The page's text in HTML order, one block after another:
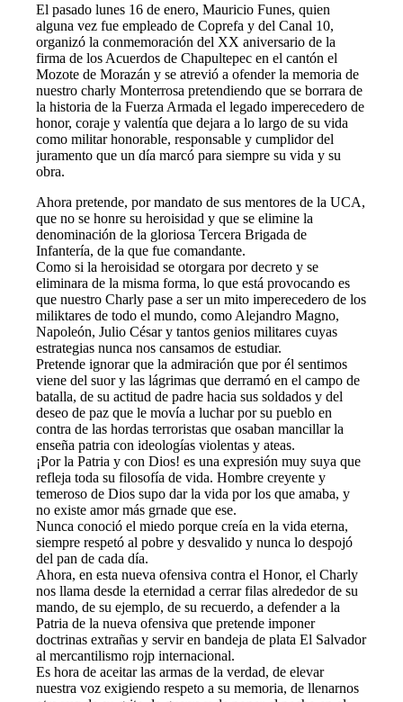
El pasado lunes 16 de enero, Mauricio Funes, quien
alguna vez fue empleado de Coprefa y del Canal 10,
organizó la conmemoración del XX aniversario de la
firma de los Acuerdos de Chapultepec en el cantón el
Mozote de Morazán y se atrevió a ofender la memoria de
nuestro charly Monterrosa pretendiendo que se borrara de
la historia de la Fuerza Armada el legado imperecedero de
honor, coraje y valentía que dejara a lo largo de su vida
como militar honorable, responsable y cumplidor del
juramento que un día marcó para siempre su vida y su
obra.
Ahora pretende, por mandato de sus mentores de la UCA,
que no se honre su heroisidad y que se elimine la
denominación de la gloriosa Tercera Brigada de
Infantería, de la que fue comandante.
Como si la heroisidad se otorgara por decreto y se
eliminara de la misma forma, lo que está provocando es
que nuestro Charly pase a ser un mito imperecedero de los
miliktares de todo el mundo, como Alejandro Magno,
Napoleón, Julio César y tantos genios militares cuyas
estrategias nunca nos cansamos de estudiar.
Pretende ignorar que la admiración que por él sentimos
viene del suor y las lágrimas que derramó en el campo de
batalla, de su actitud de padre hacia sus soldados y del
deseo de paz que le movía a luchar por su pueblo en
contra de las hordas terroristas que osaban mancillar la
enseña patria con ideologías violentas y ateas.
¡Por la Patria y con Dios! es una expresión muy suya que
refleja toda su filosofía de vida. Hombre creyente y
temeroso de Dios supo dar la vida por los que amaba, y
no existe amor más grnade que ese.
Nunca conoció el miedo porque creía en la vida eterna,
siempre respetó al pobre y desvalido y nunca lo despojó
del pan de cada día.
Ahora, en esta nueva ofensiva contra el Honor, el Charly
nos llama desde la eternidad a cerrar filas alrededor de su
mando, de su ejemplo, de su recuerdo, a defender a la
Patria de la nueva ofensiva que pretende imponer
doctrinas extrañas y servir en bandeja de plata El Salvador
al mercantilismo rojp internacional.
Es hora de aceitar las armas de la verdad, de elevar
nuestra voz exigiendo respeto a su memoria, de llenarnos